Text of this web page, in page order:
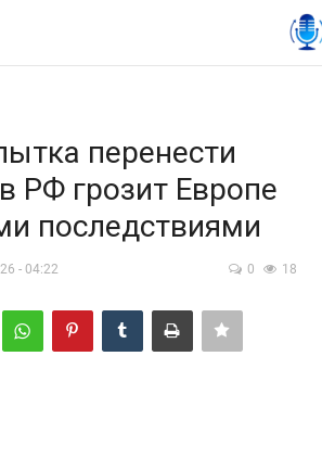
перенести
РФ грозит Европе
последствиями
- 04:22 0 18